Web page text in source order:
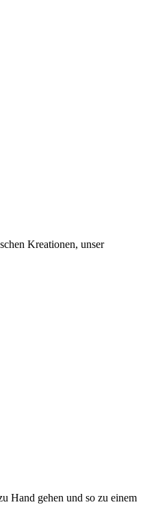
Kreationen, unser
Hand gehen und so zu einem